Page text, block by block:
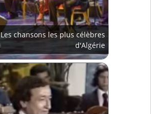
Les chansons les plus célèbres
d'Algérie